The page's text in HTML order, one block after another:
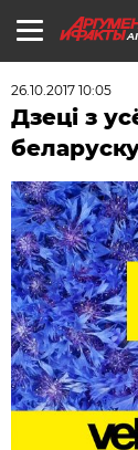
26.10.2017 10:05
Дзецi з